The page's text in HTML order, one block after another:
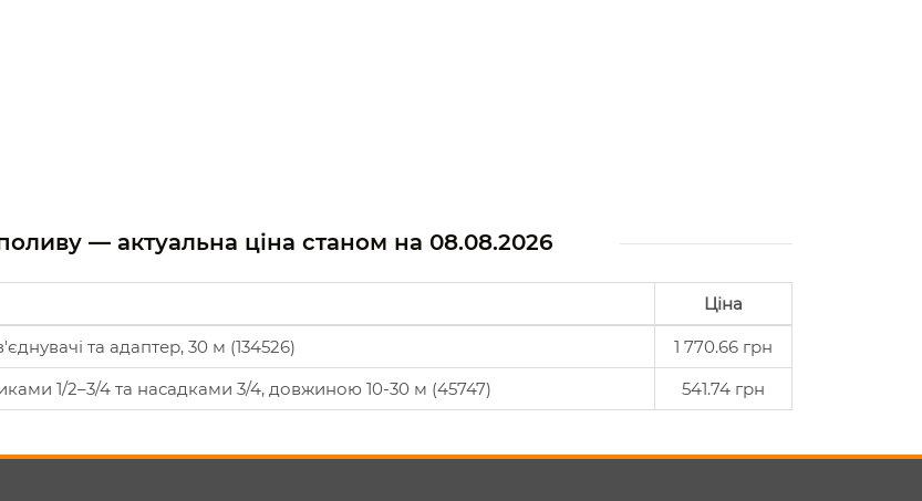
— актуальна ціна станом на 08.08.2026
Ціна
та адаптер, 30 м (134526)
1 770.66 грн
1/2–3/4 та насадками 3/4, довжиною 10-30 м (45747)
541.74 грн